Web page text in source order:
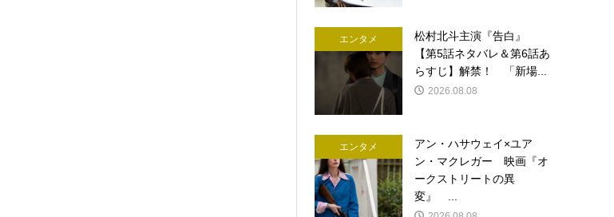
エンタメ
松村北斗主演『告白』
【第5話ネタバレ＆第6話あ
らすじ】解禁！ 「新場...
2026.08.08
エンタメ
アン・ハサウェイ×ユア
ン・マクレガー 映画『オ
ークストリートの異
変』 ...